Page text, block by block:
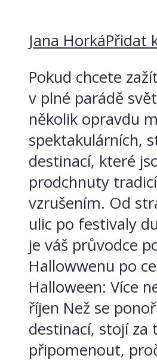
Jana HorkáPřidat
Pokud chcete
v plné parádě
několik opravdu
spektakulárních,
destinací, které
prodchnuty
vzrušením. Od
ulic po festivaly
je váš průvodce
Hallowwenu po
Halloween: Více
říjen Než se
destinací, stojí za
připomenout,